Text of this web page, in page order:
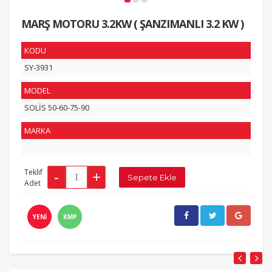
MARŞ MOTORU 3.2KW ( ŞANZIMANLI 3.2 KW )
KODU
SY-3931
MODEL
SOLİS 50-60-75-90
MARKA
Teklif
Adet
YENİ KMP